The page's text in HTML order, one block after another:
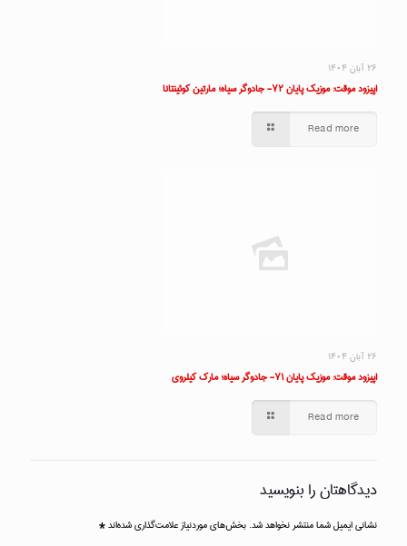
۲۶ آبان ۱۴۰۴
اپیزود موقت: موزیک پایان ۷۲- جادوگر سیاه؛ مارتین کوئینتانا
Read more
۲۶ آبان ۱۴۰۴
اپیزود موقت: موزیک پایان ۷۱- جادوگر سیاه؛ مارک کیلروی
Read more
دیدگاهتان را بنویسید
نشانی ایمیل شما منتشر نخواهد شد. بخش‌های موردنیاز علامت‌گذاری شده‌اند*